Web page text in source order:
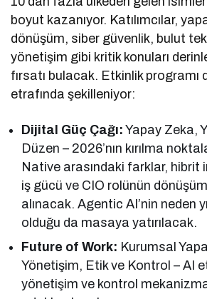
boyut kazanıyor. Katılımcılar,
dönüşüm, siber güvenlik, bulut
yönetişim gibi kritik konuları
fırsatı bulacak. Etkinlik
etrafında şekilleniyor:
Dijital Güç Çağı: Yapay Zeka,
Düzen – 2026’nın kırılma
Native arasındaki farklar, hibrit
iş gücü ve CIO rolünün
alınacak. Agentic AI’nin neden
olduğu da masaya yatırılacak.
Future of Work: Kurumsal
Yönetişim, Etik ve Kontrol – AI
yönetişim ve kontrol